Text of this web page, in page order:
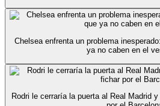
Chelsea enfrenta un problema
ya no caben en el
Rodri le cerraría la puerta al Real Madrid